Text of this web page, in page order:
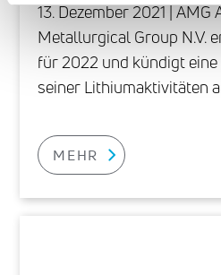
13. Dezember 2021 | AMG
Metallurgical Group N.V.
für 2022 und kündigt
seiner Lithiumaktivitäten
MEHR